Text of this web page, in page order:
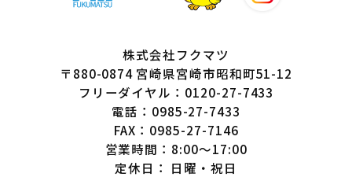
株式会社フクマツ
〒880-0874 宮崎県宮崎市昭和町51-12
フリーダイヤル：0120-27-7433
電話：0985-27-7433
FAX：0985-27-7146
営業時間：8:00～17:00
定休日： 日曜・祝日